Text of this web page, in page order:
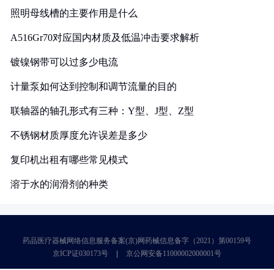
照明母线槽的主要作用是什么
A516Gr70对应国内材质及低温冲击要求解析
镀镍钢带可以过多少电流
计量泵如何达到控制和调节流量的目的
联轴器的轴孔形式有三种：Y型、J型、Z型
不锈钢材质厚度允许误差是多少
复印机出租有哪些常见模式
溶于水的润滑剂的种类
药品医疗器械网络信息服务备案(京)网药械信息备字（2021）第00159号
京ICP证030173号
京公网安备11000002000001号